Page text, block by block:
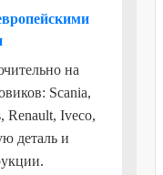
на
Scania,
Renault, Iveco,
деталь и